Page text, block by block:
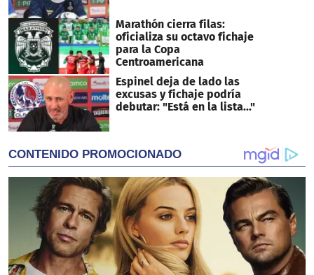
Marathón cierra filas:
oficializa su octavo fichaje
para la Copa
Centroamericana
Espinel deja de lado las
excusas y fichaje podría
debutar: "Está en la lista..."